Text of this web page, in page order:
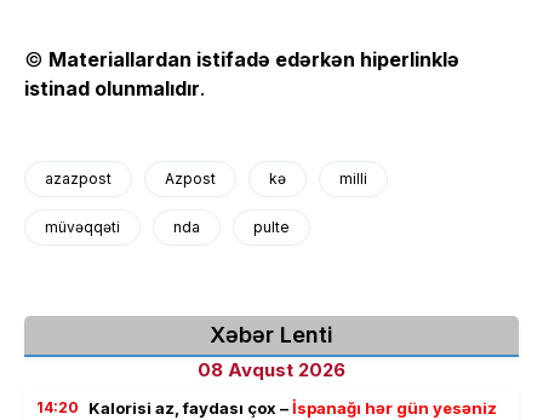
© Materiallardan istifadə edərkən hiperlinklə
istinad olunmalıdır.
azazpost Azpost kə milli
müvəqqəti nda pulte
Xəbər Lenti
08 Avqust 2026
14:20 Kalorisi az, faydası çox –İspanağı hər gün yesəniz